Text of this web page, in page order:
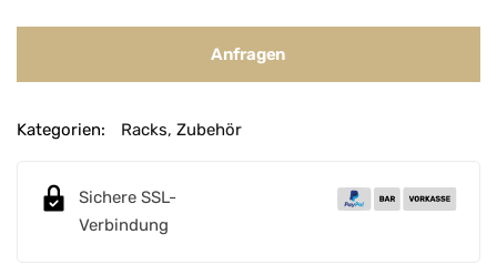
Anfragen
Kategorien: Racks, Zubehör
Sichere SSL-
Verbindung